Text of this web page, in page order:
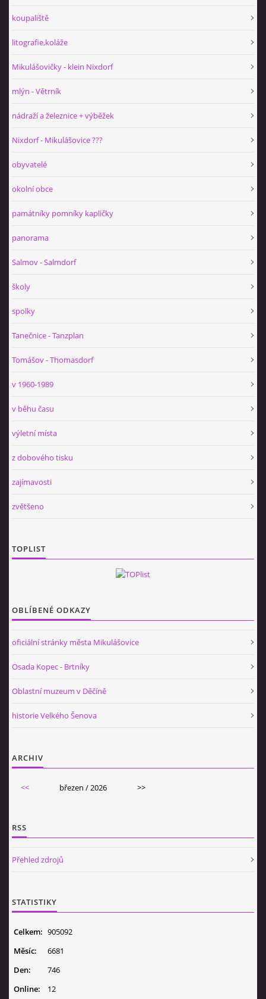
koupaliště
litografie,koláže
Mikulášovičky - klein Nixdorf
mlýn - Větrník
nádraží a železnice + výběžek
Nixdorf - Mikulášovice ???
obyvatelé
okolní obce
památníky pomníky kapličky
panorama
Salmov - Salmdorf
školy
spolky
Tanečnice - Tanzplan
Tomášov - Thomasdorf
v 1960-1989
v běhu času
výletní místa
z dobového tisku
zajímavosti
zvětšeno
TOPLIST
OBLÍBENÉ ODKAZY
oficiální stránky města Mikulášovice
Osada Kopec - Brtníky
Oblastní muzeum v Děčíně
historie Velkého Šenova
ARCHIV
<< březen / 2026 >>
RSS
Přehled zdrojů
STATISTIKY
Online: 12
Celkem: 905092
Měsíc:
6681
Den:
746